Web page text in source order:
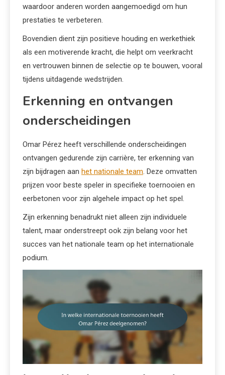
waardoor anderen worden aangemoedigd om hun
prestaties te verbeteren.
Bovendien dient zijn positieve houding en werkethiek
als een motiverende kracht, die helpt om veerkracht
en vertrouwen binnen de selectie op te bouwen, vooral
tijdens uitdagende wedstrijden.
Erkenning en ontvangen
onderscheidingen
Omar Pérez heeft verschillende onderscheidingen
ontvangen gedurende zijn carrière, ter erkenning van
zijn bijdragen aan het nationale team. Deze omvatten
prijzen voor beste speler in specifieke toernooien en
eerbetonen voor zijn algehele impact op het spel.
Zijn erkenning benadrukt niet alleen zijn individuele
talent, maar onderstreept ook zijn belang voor het
succes van het nationale team op het internationale
podium.